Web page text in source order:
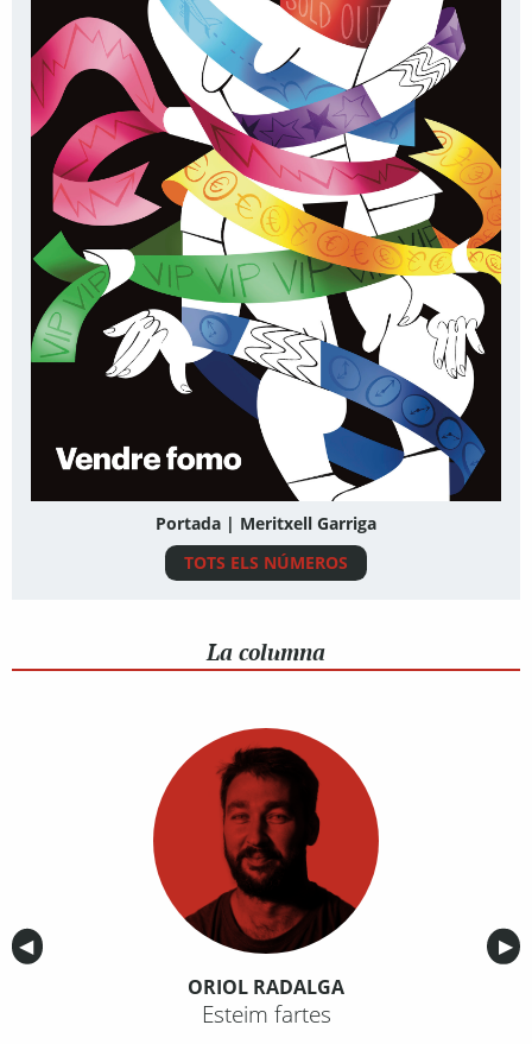
Portada | Meritxell Garriga
TOTS ELS NÚMEROS
La columna
Anterior
◀︎ ▶︎
ORIOL RADALGA
Esteim fartes